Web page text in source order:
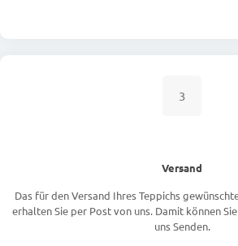
3
Versand
Das für den Versand Ihres Teppichs
erhalten Sie per Post von uns. Damit können
uns Senden.